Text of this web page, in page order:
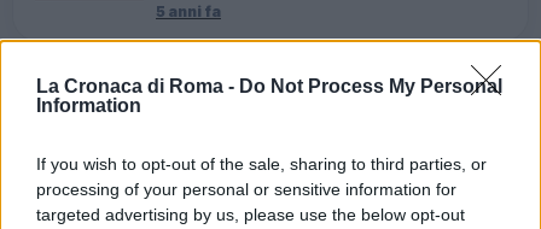
La Cronaca di Roma - Do Not Process My Personal
Information
If you wish to opt-out of the sale, sharing to third parties, or
processing of your personal or sensitive information for
targeted advertising by us, please use the below opt-out
5 anni fa
Dapprima ha provato in ogni modo a convincere l’ex
compagna ad aprirle la porta, poi, di fronte al netto
minacce e alle invettive verso l’amata ha fatto
seguire diversi colpi con un masso sulla porta